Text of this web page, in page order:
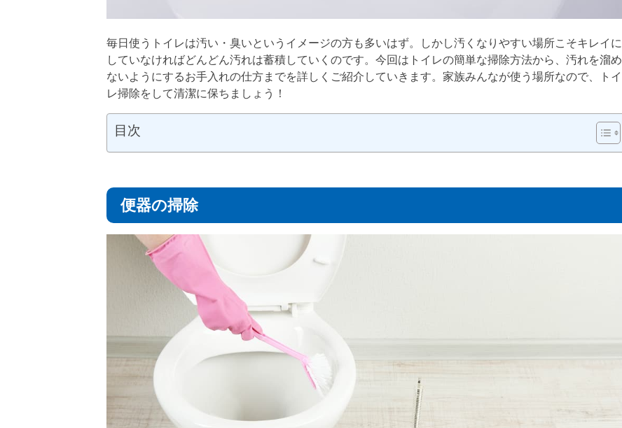
毎日使うトイレは汚い・臭いというイメージの方も多いはず。しかし汚くなりやすい場所こそキレイに
していなければどんどん汚れは蓄積していくのです。今回はトイレの簡単な掃除方法から、汚れを溜め
ないようにするお手入れの仕方までを詳しくご紹介していきます。家族みんなが使う場所なので、トイ
レ掃除をして清潔に保ちましょう！
目次
便器の掃除